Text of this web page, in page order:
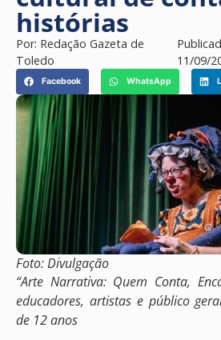
histórias
Por: Redação Gazeta de
Toledo
11/09/
Facebook WhatsApp
Foto: Divulgação
“Arte Narrativa: Quem Conta,
educadores, artistas e público
de 12 anos